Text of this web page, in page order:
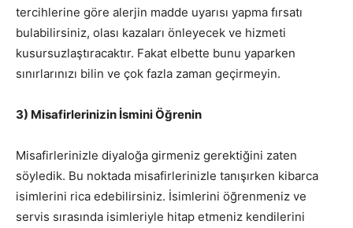
tercihlerine göre alerjin madde uyarısı yapma fırsatı
bulabilirsiniz, olası kazaları önleyecek ve hizmeti
kusursuzlaştıracaktır. Fakat elbette bunu yaparken
sınırlarınızı bilin ve çok fazla zaman geçirmeyin.
3) Misafirlerinizin İsmini Öğrenin
Misafirlerinizle diyaloğa girmeniz gerektiğini zaten
söyledik. Bu noktada misafirlerinizle tanışırken kibarca
isimlerini rica edebilirsiniz. İsimlerini öğrenmeniz ve
servis sırasında isimleriyle hitap etmeniz kendilerini